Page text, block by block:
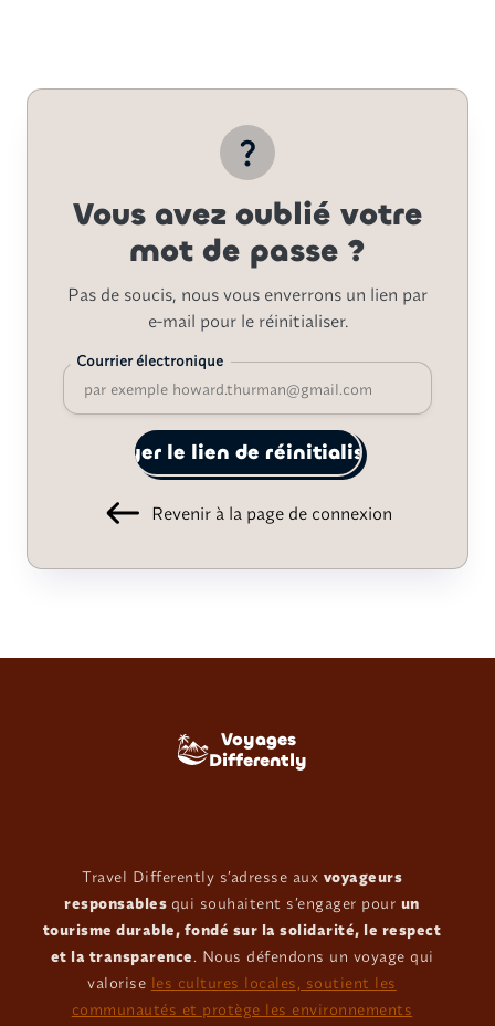
Vous avez oublié votre
mot de passe ?
Pas de soucis, nous vous enverrons un lien par
e-mail pour le réinitialiser.
Courrier électronique
Revenir à la page de connexion
Voyages
Differently
Travel Differently s’adresse aux voyageurs
responsables qui souhaitent s’engager pour un
tourisme durable, fondé sur la solidarité, le respect
et la transparence. Nous défendons un voyage qui
valorise les cultures locales, soutient les
communautés et protège les environnements